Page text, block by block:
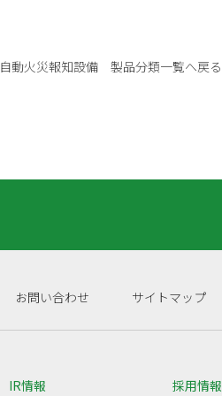
自動火災報知設備 製品分類一覧へ戻る
お問い合わせ サイトマップ
IR情報 採用情報